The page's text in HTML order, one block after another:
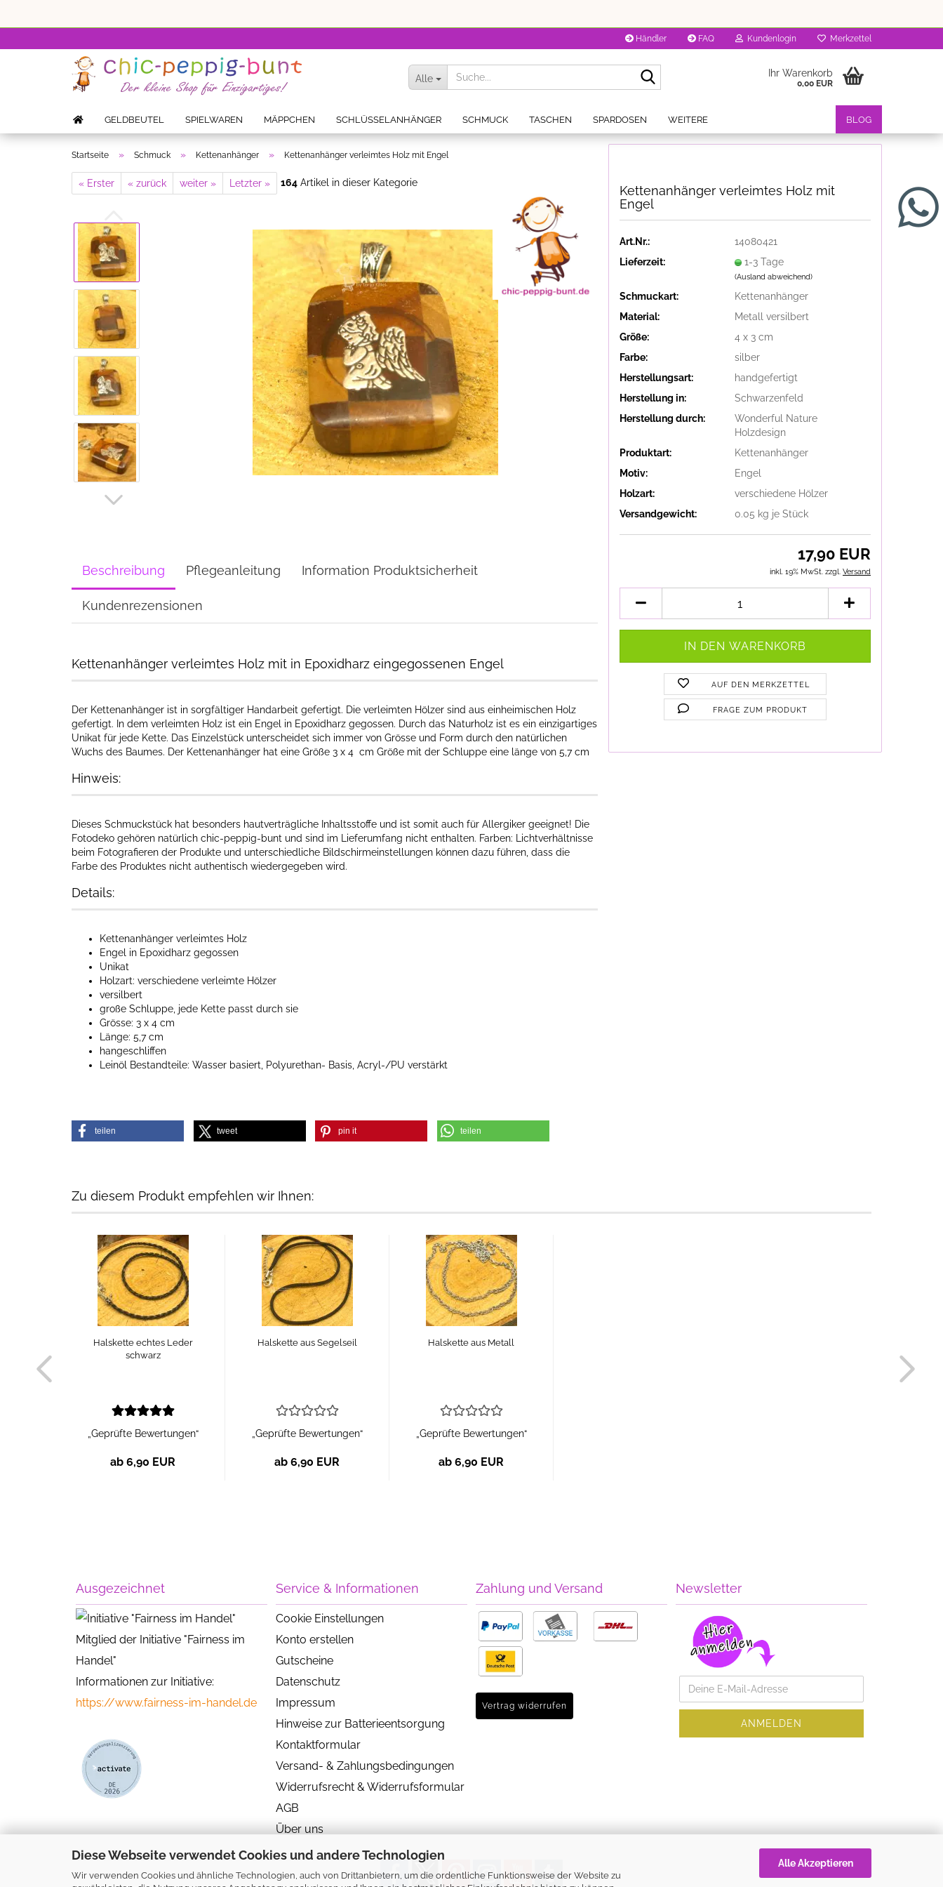
Diese Webseite verwendet Cookies und andere Technologien
Wir verwenden Cookies und ähnliche Technologien, auch von Drittanbietern, um die ordentliche Funktionsweise der Website zu
Alle Akzeptieren
Händler FAQ Kundenlogin Merkzettel
Alle Ihr Warenkorb
0,00 EUR
GELDBEUTEL SPIELWAREN MÄPPCHEN SCHLÜSSELANHÄNGER SCHMUCK TASCHEN SPARDOSEN BLOG
WEITERE
Startseite » Schmuck » Kettenanhänger » Kettenanhänger verleimtes Holz mit Engel
« Erster « zurück weiter » Letzter » 164 Artikel in dieser Kategorie
Kettenanhänger verleimtes Holz mit
Engel
Art.Nr.:
14080421
Lieferzeit:
1-3 Tage
(Ausland abweichend)
Schmuckart:
Kettenanhänger
Material:
Metall versilbert
Größe:
4 x 3 cm
Farbe:
silber
Herstellungsart:
handgefertigt
Herstellung in:
Schwarzenfeld
Herstellung durch:
Wonderful Nature
Holzdesign
Produktart:
Kettenanhänger
Motiv:
Engel
Holzart:
verschiedene Hölzer
Versandgewicht:
0.05 kg je Stück
17,90 EUR
inkl. 19% MwSt. zzgl. Versand
AUF DEN MERKZETTEL
FRAGE ZUM PRODUKT
Beschreibung Pflegeanleitung Information Produktsicherheit
Kundenrezensionen
Kettenanhänger verleimtes Holz mit in Epoxidharz eingegossenen Engel
Der Kettenanhänger ist in sorgfältiger Handarbeit gefertigt. Die verleimten Hölzer sind aus einheimischen Holz
gefertigt. In dem verleimten Holz ist ein Engel in Epoxidharz gegossen. Durch das Naturholz ist es ein einzigartiges
Unikat für jede Kette. Das Einzelstück unterscheidet sich immer von Grösse und Form durch den natürlichen
Wuchs des Baumes. Der Kettenanhänger hat eine Größe 3 x 4 cm Größe mit der Schluppe eine länge von 5,7 cm
Hinweis:
Dieses Schmuckstück hat besonders hautverträgliche Inhaltsstoffe und ist somit auch für Allergiker geeignet! Die
Fotodeko gehören natürlich chic-peppig-bunt und sind im Lieferumfang nicht enthalten. Farben: Lichtverhältnisse
beim Fotografieren der Produkte und unterschiedliche Bildschirmeinstellungen können dazu führen, dass die
Farbe des Produktes nicht authentisch wiedergegeben wird.
Details:
Kettenanhänger verleimtes Holz
Engel in Epoxidharz gegossen
Unikat
Holzart: verschiedene verleimte Hölzer
versilbert
große Schluppe, jede Kette passt durch sie
Grösse: 3 x 4 cm
Länge: 5,7 cm
hangeschliffen
Leinöl Bestandteile: Wasser basiert, Polyurethan- Basis, Acryl-/PU verstärkt
teilen tweet pin it teilen
Zu diesem Produkt empfehlen wir Ihnen:
Halskette echtes Leder
schwarz
„Geprüfte Bewertungen“
ab 6,90 EUR
Halskette aus Segelseil
„Geprüfte Bewertungen“
ab 6,90 EUR
Halskette aus Metall
„Geprüfte Bewertungen“
ab 6,90 EUR
Ausgezeichnet
Mitglied der Initiative "Fairness im
Handel"
Informationen zur Initiative:
https://www.fairness-im-handel.de
Service & Informationen
Cookie Einstellungen
Konto erstellen
Gutscheine
Datenschutz
Impressum
Hinweise zur Batterieentsorgung
Kontaktformular
Versand- & Zahlungsbedingungen
Widerrufsrecht & Widerrufsformular
AGB
Über uns
Zahlung und Versand
Vertrag widerrufen
Newsletter